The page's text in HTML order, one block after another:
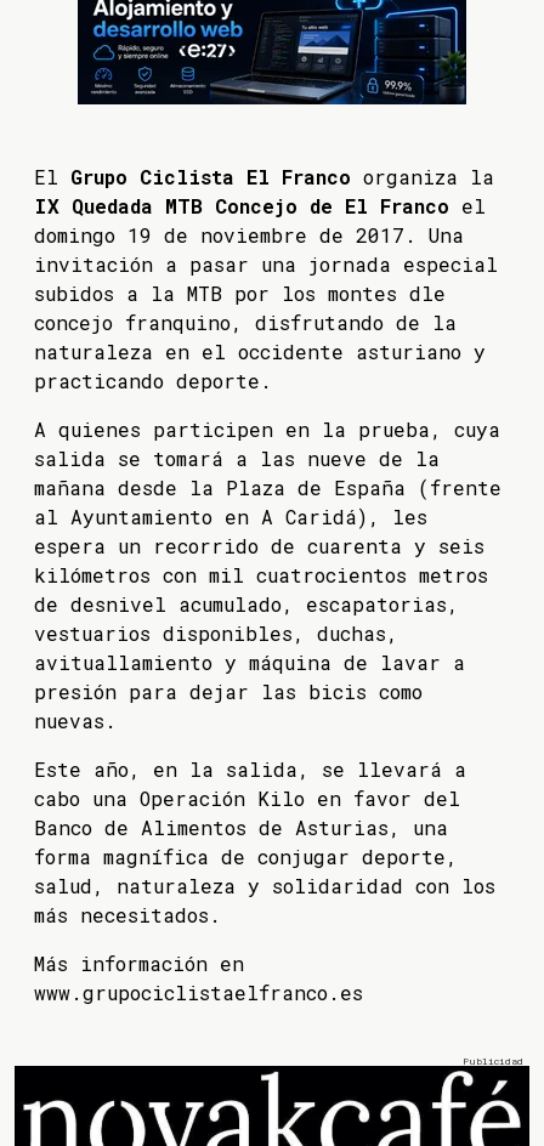
El Grupo Ciclista El Franco organiza la
IX Quedada MTB Concejo de El Franco el
domingo 19 de noviembre de 2017. Una
invitación a pasar una jornada especial
subidos a la MTB por los montes dle
concejo franquino, disfrutando de la
naturaleza en el occidente asturiano y
practicando deporte.
A quienes participen en la prueba, cuya
salida se tomará a las nueve de la
mañana desde la Plaza de España (frente
al Ayuntamiento en A Caridá), les
espera un recorrido de cuarenta y seis
kilómetros con mil cuatrocientos metros
de desnivel acumulado, escapatorias,
vestuarios disponibles, duchas,
avituallamiento y máquina de lavar a
presión para dejar las bicis como
nuevas.
Este año, en la salida, se llevará a
cabo una Operación Kilo en favor del
Banco de Alimentos de Asturias, una
forma magnífica de conjugar deporte,
salud, naturaleza y solidaridad con los
más necesitados.
Más información en
www.grupociclistaelfranco.es